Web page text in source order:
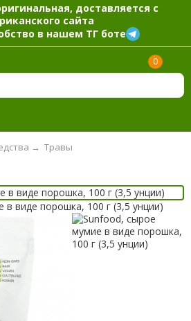
доставляется с
сайта
в нашем ТГ боте
0
→ Травы